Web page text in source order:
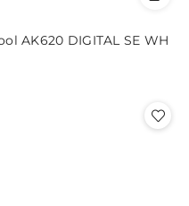
AK620 DIGITAL SE WH